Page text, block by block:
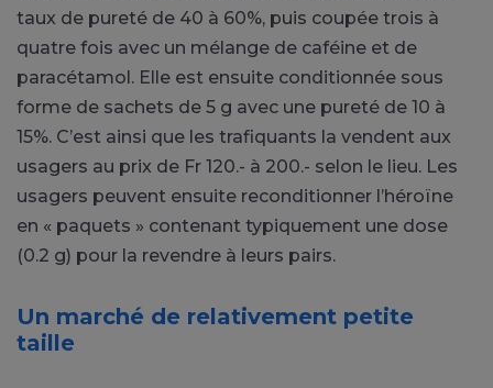
taux de pureté de 40 à 60%, puis coupée trois à
quatre fois avec un mélange de caféine et de
paracétamol. Elle est ensuite conditionnée sous
forme de sachets de 5 g avec une pureté de 10 à
15%. C’est ainsi que les trafiquants la vendent aux
usagers au prix de Fr 120.- à 200.- selon le lieu. Les
usagers peuvent ensuite reconditionner l’héroïne
en « paquets » contenant typiquement une dose
(0.2 g) pour la revendre à leurs pairs.
Un marché de relativement petite
taille